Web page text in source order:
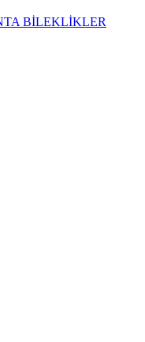
BİLEKLİKLER